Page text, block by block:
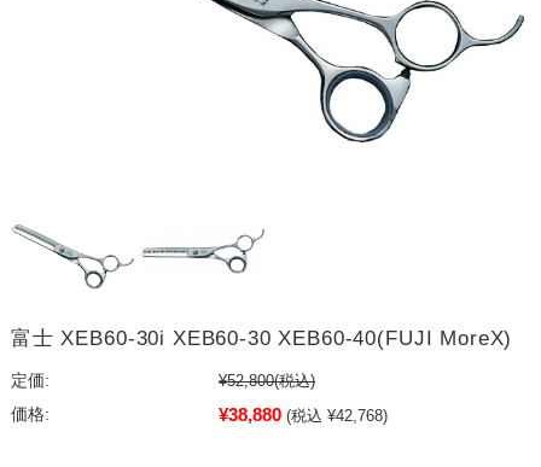
富士 XEB60-30i XEB60-30 XEB60-40(FUJI MoreX)
定価: ¥52,800(税込)
価格:
¥38,880 (税込 ¥42,768)